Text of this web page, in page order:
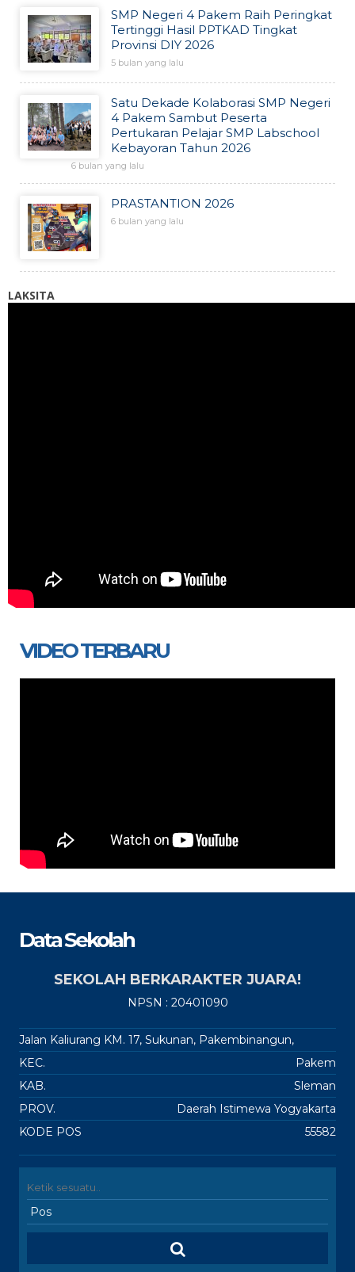
SMP Negeri 4 Pakem Raih Peringkat
Tertinggi Hasil PPTKAD Tingkat
Provinsi DIY 2026
5 bulan yang lalu
Satu Dekade Kolaborasi SMP Negeri
4 Pakem Sambut Peserta
Pertukaran Pelajar SMP Labschool
Kebayoran Tahun 2026
6 bulan yang lalu
PRASTANTION 2026
6 bulan yang lalu
LAKSITA
VIDEO TERBARU
Data Sekolah
SEKOLAH BERKARAKTER JUARA!
NPSN : 20401090
Jalan Kaliurang KM. 17, Sukunan, Pakembinangun,
KEC.
Pakem
KAB.
Sleman
PROV.
Daerah Istimewa Yogyakarta
KODE POS
55582